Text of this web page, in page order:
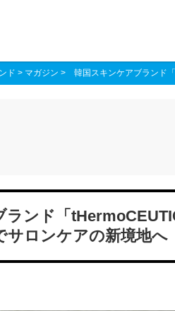
ド > マガジン > 韓国スキンケアブランド
ンド「
サロンケアの新境地へ